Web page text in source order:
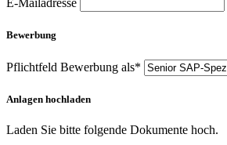
E-Mailadresse
Bewerbung
Pflichtfeld Bewerbung als*
Anlagen hochladen
Laden Sie bitte folgende Dokumente hoch.